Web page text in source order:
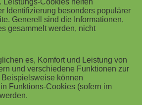
- learnity.com, der Marktplatz
Inhalte, bietet ab sofort die
Leistungs-Cookies helfen
Identifizierung besonders populärer
Generell sind die Informationen,
gesammelt werden, nicht
es, Komfort und Leistung von
und verschiedene Funktionen zur
können
Funktions-Cookies (sofern im